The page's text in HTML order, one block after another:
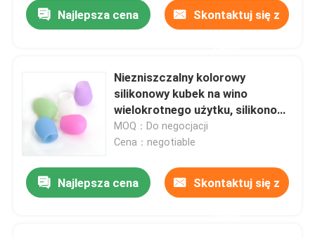
Najlepsza cena Skontaktuj się z
Niezniszczalny kolorowy
silikonowy kubek na wino
wielokrotnego użytku, silikonowe
szklanki do kawy
MOQ：Do negocjacji
Cena：negotiable
Najlepsza cena Skontaktuj się z